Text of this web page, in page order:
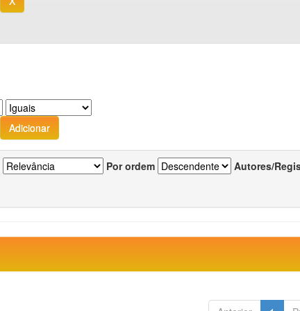
Por ordem Autores/